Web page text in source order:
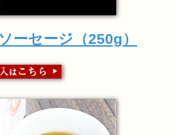
ーセージ（250g）